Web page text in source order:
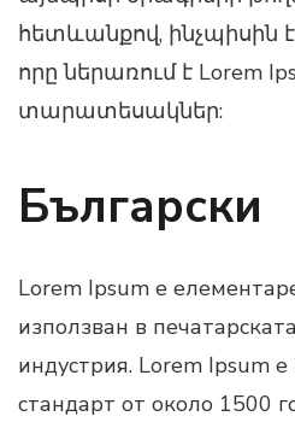
հետևանքով, ինչպիսին է
որը ներառում է Lorem
տարատեսակներ:
Български
Lorem Ipsum е
използван в
индустрия. Lorem Ipsum
стандарт от около 1500